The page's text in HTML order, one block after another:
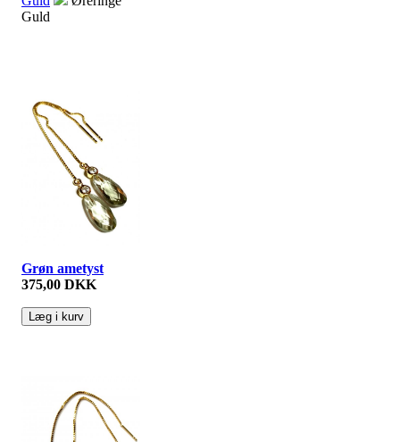
Guld
Grøn ametyst
375,00 DKK